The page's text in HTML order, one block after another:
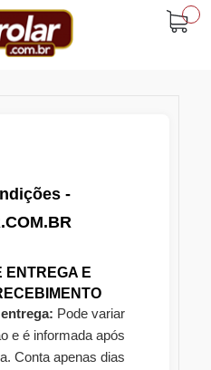
-
ENTREGA E
Pode variar
e é informada após
Conta apenas dias